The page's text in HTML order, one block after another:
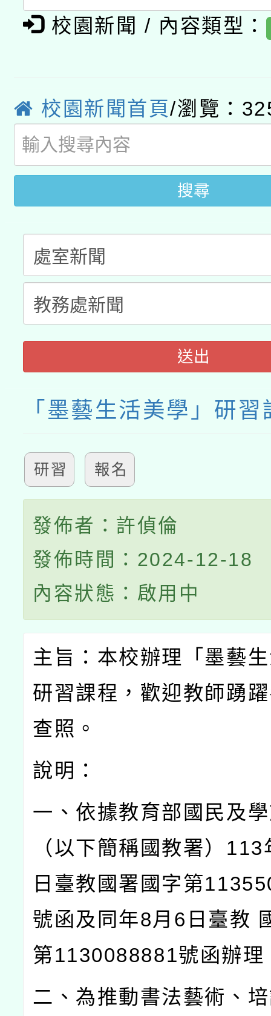
pilot」
有關大陸委員會函釋公
用水績優單位及節水達
動」
桃園市孔廟祈福系列
開 智慧啟航」
2026年桃園地景藝術
校園新聞 / 內容類型：
校園新聞首頁/瀏覽：
搜尋
送出
「墨藝生活美學」研習
研習 報名
發佈者：許偵倫
發佈時間：2024-12-18
內容狀態：啟用中
主旨：本校辦理「墨藝
研習課程，歡迎教師踴
查照。
說明：
一、依據教育部國民及
（以下簡稱國教署） 113
日臺教國署國字第
號函及同年8月 6 日臺教
第1130088881號函辦理
二、為推動書法藝術、